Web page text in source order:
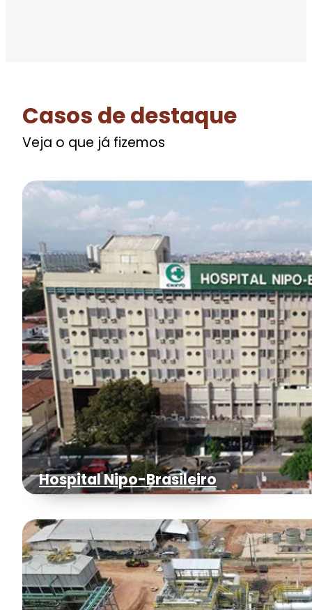
Casos de destaque
Veja o que já fizemos
Hospital Nipo-Brasileiro